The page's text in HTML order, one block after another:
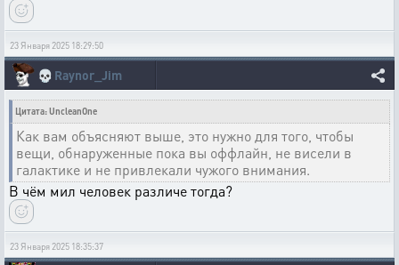
23 Января 2025 18:29:50
💀 Raynor_Jim
Цитата: UncleanOne
Как вам объясняют выше, это нужно для того, чтобы
вещи, обнаруженные пока вы оффлайн, не висели в
галактике и не привлекали чужого внимания.
В чём мил человек различе тогда?
23 Января 2025 18:35:37